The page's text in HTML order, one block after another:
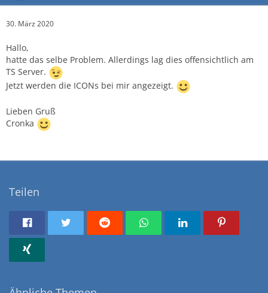
30. März 2020
Hallo,
hatte das selbe Problem. Allerdings lag dies offensichtlich am
TS Server.
Jetzt werden die ICONs bei mir angezeigt.
Lieben Gruß
Cronka
Teilen